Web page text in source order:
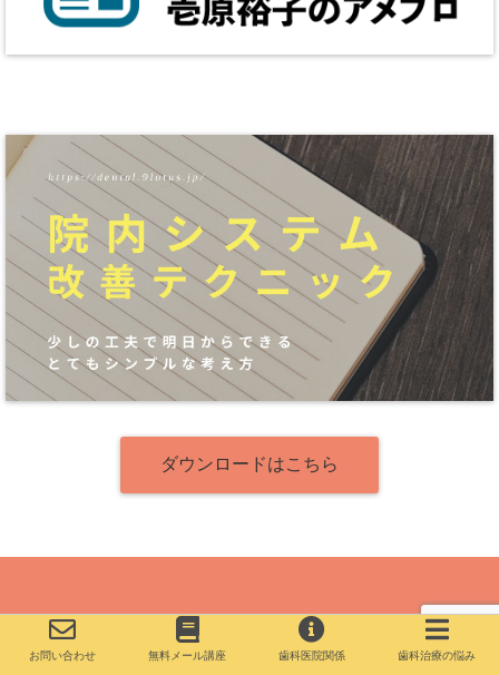
ダウンロードはこちら
お問い合わせ 無料メール講座 歯科医院関係 歯科治療の悩み
Copyright© 歯と歯科医院の相談室 , 2019 All Rights Reserved.